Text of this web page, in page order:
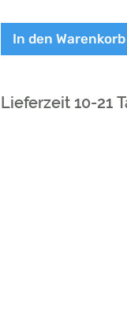
In den Warenkorb
Lieferzeit 10-21